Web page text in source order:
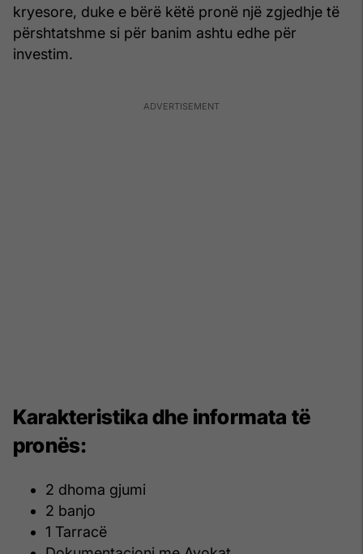
kryesore, duke e bërë këtë pronë një zgjedhje të
përshtatshme si për banim ashtu edhe për
investim.
Karakteristika dhe informata të
pronës:
2 dhoma gjumi
2 banjo
1 Tarracë